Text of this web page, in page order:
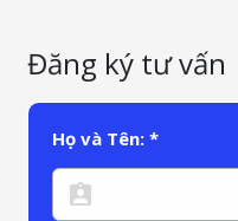
Đăng ký tư vấn
Họ và Tên: *